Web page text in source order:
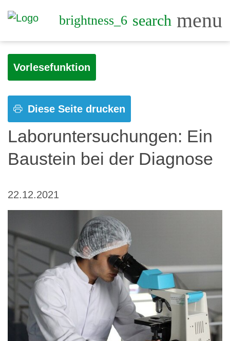
brightness_6 search menu
Vorlesefunktion
Diese Seite drucken
Laboruntersuchungen: Ein
Baustein bei der Diagnose
22.12.2021